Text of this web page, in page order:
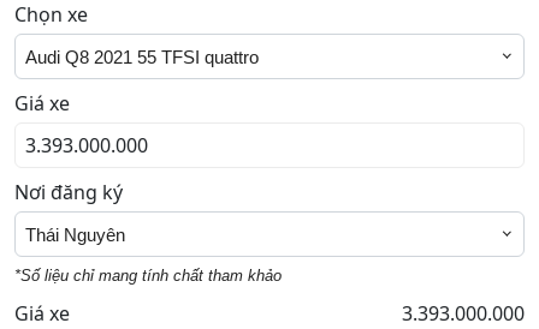
Chọn xe
Audi Q8 2021 55 TFSI quattro
Giá xe
Nơi đăng ký
Thái Nguyên
*Số liệu chỉ mang tính chất tham khảo
Giá xe
3.393.000.000